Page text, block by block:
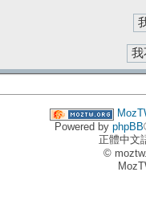
Powered by phpBB
正體中文
©